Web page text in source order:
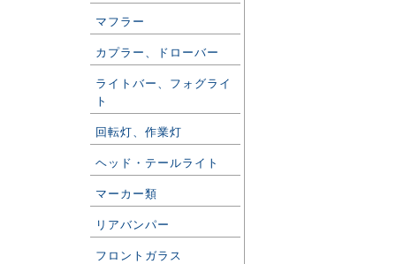
マフラー
カプラー、ドローバー
ライトバー、フォグライ
ト
回転灯、作業灯
ヘッド・テールライト
マーカー類
リアバンパー
フロントガラス